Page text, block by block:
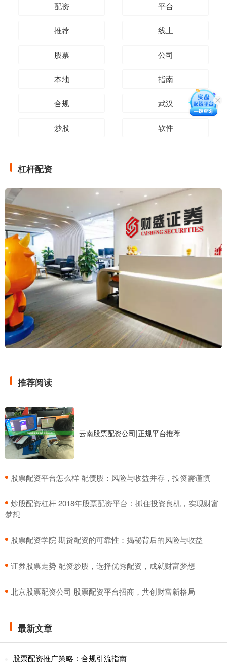
配资 平台
推荐 线上
股票 公司
本地 指南
合规 武汉
炒股 软件
杠杆配资
推荐阅读
云南股票配资公司|正规平台推荐
​股票配资平台怎么样 配债股：风险与收益并存，投资需谨慎
​炒股配资杠杆 2018年股票配资平台：抓住投资良机，实现财富
梦想
​股票配资学院 期货配资的可靠性：揭秘背后的风险与收益
​证券股票走势 配资炒股，选择优秀配资，成就财富梦想
​北京股票配资公司 股票配资平台招商，共创财富新格局
最新文章
股票配资推广策略：合规引流指南